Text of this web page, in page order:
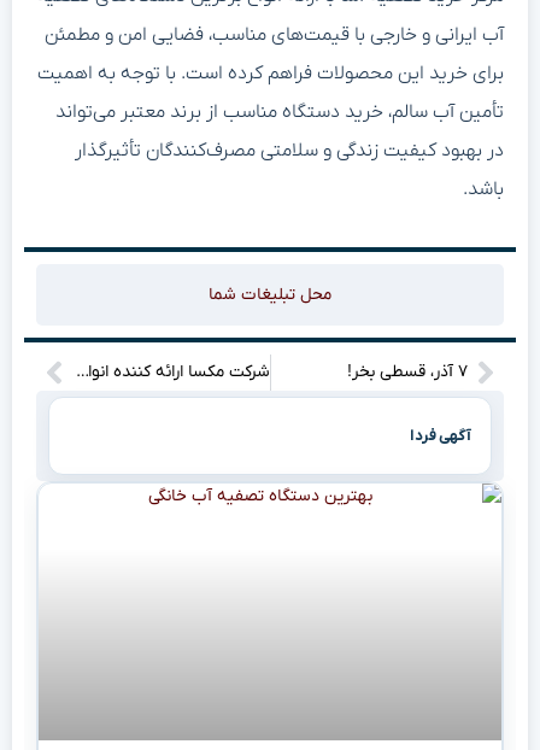
آب ایرانی و خارجی با قیمت‌های مناسب، فضایی امن و مطمئن
برای خرید این محصولات فراهم کرده است. با توجه به اهمیت
تأمین آب سالم، خرید دستگاه مناسب از برند معتبر می‌تواند
در بهبود کیفیت زندگی و سلامتی مصرف‌کنندگان تأثیرگذار
باشد.
محل تبلیغات شما
۷ آذر، قسطی بخر! شرکت مکسا ارائه کننده انواع دوربین های مدار بسته ریولینک Reolink
آگهی فردا